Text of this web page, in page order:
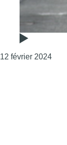
12 février 2024